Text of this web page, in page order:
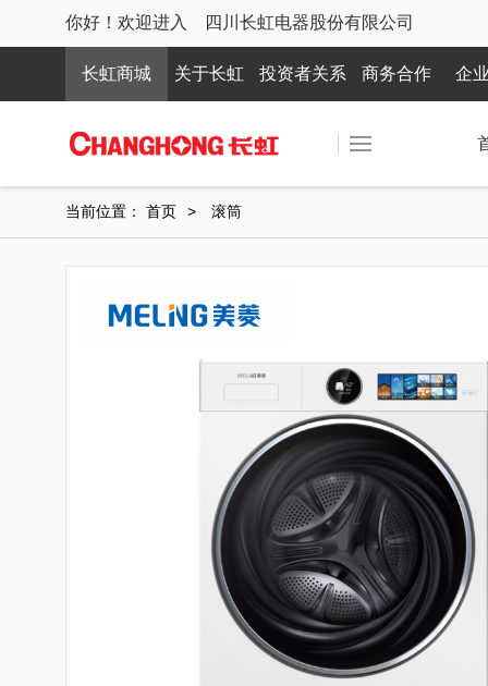
你好！欢迎进入 四川长虹电器股份有限公司
长虹商城 关于长虹 投资者关系 商务合作 企
当前位置： 首页 > 滚筒